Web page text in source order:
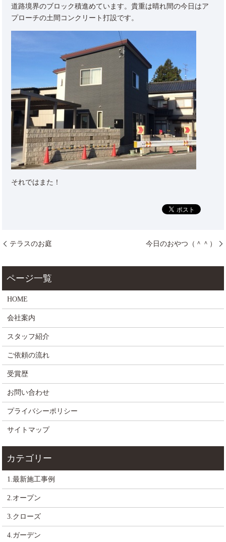
道路境界のブロック積進めています。貴重は晴れ間の今日はア
プローチの土間コンクリート打設です。
それではまた！
テラスのお庭 今日のおやつ（＾＾）
HOME
会社案内
スタッフ紹介
ご依頼の流れ
受賞歴
お問い合わせ
プライバシーポリシー
サイトマップ
1.最新施工事例
2.オープン
3.クローズ
4.ガーデン